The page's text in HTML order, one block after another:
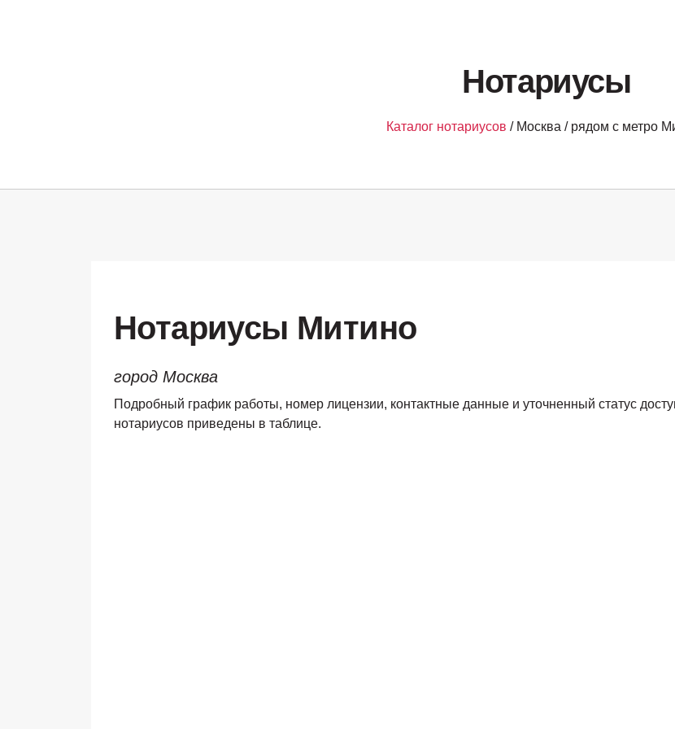
Нотариусы
Каталог нотариусов / Москва / рядом с метро
Нотариусы Митино
город Москва
Подробный график работы, номер лицензии, контактные данные и уточненный статус
нотариусов приведены в таблице.